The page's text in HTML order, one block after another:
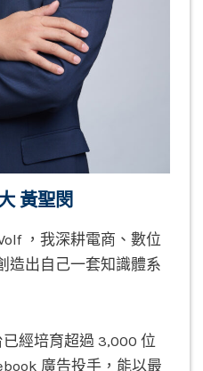
黃聖閔
，我深耕電商、數位
造出自己一套知識體系
經培育超過 3,000 位
廣告投手，能以最